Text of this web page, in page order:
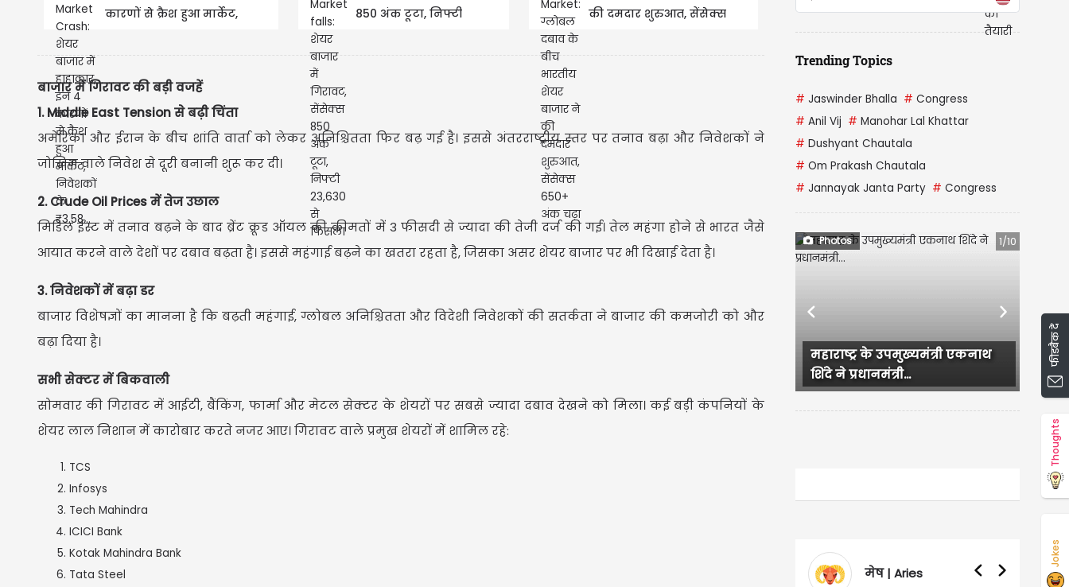
कारणों से क्रैश हुआ मार्केट,
850 अंक टूटा, निफ्टी
की दमदार शुरुआत, सेंसेक्स
बाजार में गिरावट की बड़ी वजहें
1. Middle East Tension से बढ़ी चिंता
अमेरिका और ईरान के बीच शांति वार्ता को लेकर अनिश्चितता फिर बढ़ गई है। इससे अंतरराष्ट्रीय स्तर पर तनाव बढ़ा और निवेशकों ने
जोखिम वाले निवेश से दूरी बनानी शुरू कर दी।
2. Crude Oil Prices में तेज उछाल
मिडिल ईस्ट में तनाव बढ़ने के बाद ब्रेंट क्रूड ऑयल की कीमतों में 3 फीसदी से ज्यादा की तेजी दर्ज की गई। तेल महंगा होने से भारत जैसे
आयात करने वाले देशों पर दबाव बढ़ता है। इससे महंगाई बढ़ने का खतरा रहता है, जिसका असर शेयर बाजार पर भी दिखाई देता है।
3. निवेशकों में बढ़ा डर
बाजार विशेषज्ञों का मानना है कि बढ़ती महंगाई, ग्लोबल अनिश्चितता और विदेशी निवेशकों की सतर्कता ने बाजार की कमजोरी को और
बढ़ा दिया है।
सभी सेक्टर में बिकवाली
सोमवार की गिरावट में आईटी, बैंकिंग, फार्मा और मेटल सेक्टर के शेयरों पर सबसे ज्यादा दबाव देखने को मिला। कई बड़ी कंपनियों के
शेयर लाल निशान में कारोबार करते नजर आए। गिरावट वाले प्रमुख शेयरों में शामिल रहे:
TCS
Infosys
Tech Mahindra
ICICI Bank
Kotak Mahindra Bank
Tata Steel
Trending Topics
# Jaswinder Bhalla # Congress
# Anil Vij # Manohar Lal Khattar
# Dushyant Chautala
# Om Prakash Chautala
# Jannayak Janta Party # Congress
Photos 1/10
महाराष्ट्र के उपमुख्यमंत्री एकनाथ
Backless dress में Nia
का Hot अंदाज, Bold Look ने...
Previous Next
वृषभ | Taurus
फीडबैक दें
Thoughts
Jokes